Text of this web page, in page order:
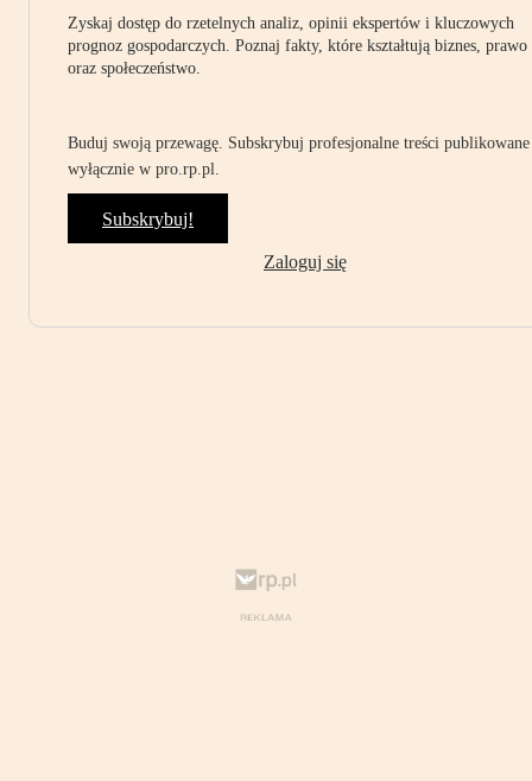
Zyskaj dostęp do rzetelnych analiz, opinii ekspertów i kluczowych
prognoz gospodarczych. Poznaj fakty, które kształtują biznes, prawo
oraz społeczeństwo.
Buduj swoją przewagę. Subskrybuj profesjonalne treści publikowane
wyłącznie w pro.rp.pl.
Subskrybuj!
Zaloguj się